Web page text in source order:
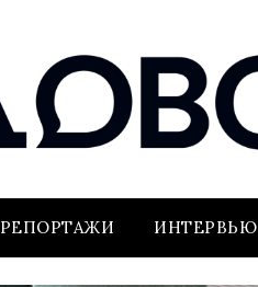
РЕПОРТАЖИ ИНТЕРВЬЮ